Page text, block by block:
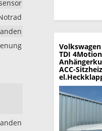
TDI
ACC-